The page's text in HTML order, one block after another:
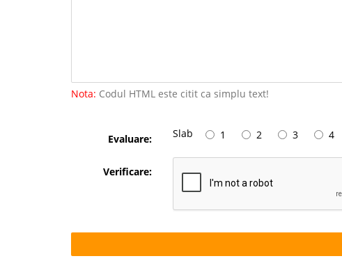
Nota: Codul HTML este citit ca simplu text!
Evaluare: Slab 1 2 3 4
Verificare: